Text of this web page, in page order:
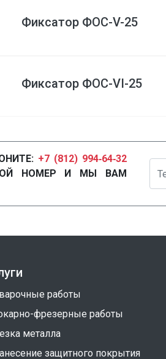
Фиксатор ФОС-V-25
Фиксатор ФОС-VI-25
+7 (812) 994‑64‑32
НОМЕР И МЫ ВАМТелефон
работы
фрезерные работы
металла
защитного покрытия